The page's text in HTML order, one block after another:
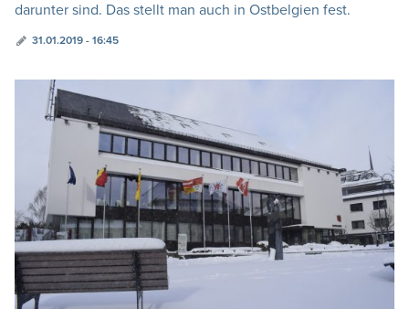
darunter sind. Das stellt man auch in Ostbelgien fest.
31.01.2019 - 16:45